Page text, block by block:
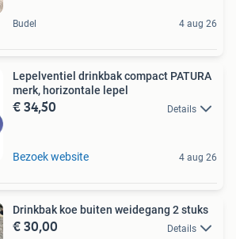
Budel 4 aug 26
Lepelventiel drinkbak compact PATURA
merk, horizontale lepel
€ 34,50 Details
Bezoek website 4 aug 26
Drinkbak koe buiten weidegang 2 stuks
€ 30,00 Details